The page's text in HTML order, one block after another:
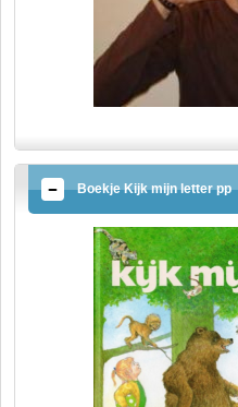
Boekje Kijk mijn letter pp